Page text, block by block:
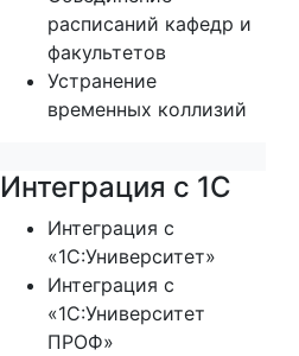
расписаний кафедр и
факультетов
Устранение
временных коллизий
Интеграция с 1С
Интеграция с
«1С:Университет»
Интеграция с
«1С:Университет
ПРОФ»